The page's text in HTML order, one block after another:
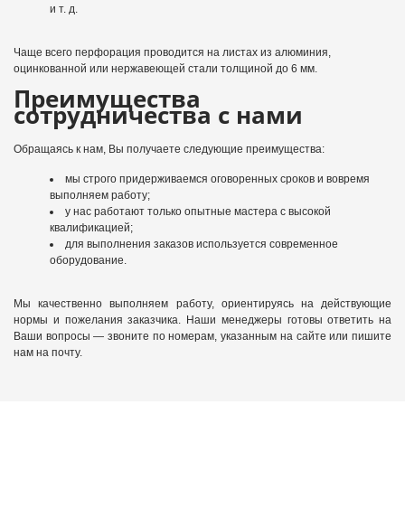
и т. д.
Чаще всего перфорация проводится на листах из алюминия,
оцинкованной или нержавеющей стали толщиной до 6 мм.
Преимущества
сотрудничества с нами
Обращаясь к нам, Вы получаете следующие преимущества:
мы строго придерживаемся оговоренных сроков и вовремя
выполняем работу;
у нас работают только опытные мастера с высокой
квалификацией;
для выполнения заказов используется современное
оборудование.
Мы качественно выполняем работу, ориентируясь на действующие
нормы и пожелания заказчика. Наши менеджеры готовы ответить на
Ваши вопросы — звоните по номерам, указанным на сайте или пишите
нам на почту.